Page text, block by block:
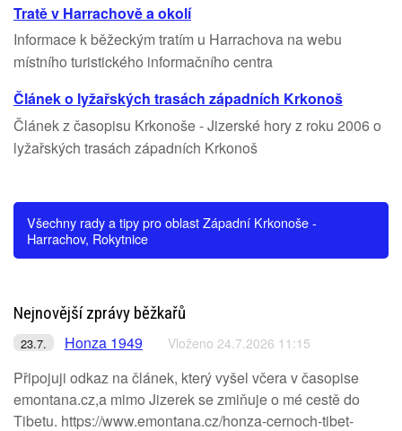
Tratě v Harrachově a okolí
Informace k běžeckým tratím u Harrachova na webu
místního turistického informačního centra
Článek o lyžařských trasách západních Krkonoš
Článek z časopisu Krkonoše - Jizerské hory z roku 2006 o
lyžařských trasách západních Krkonoš
Všechny rady a tipy pro oblast Západní Krkonoše -
Harrachov, Rokytnice
Nejnovější zprávy běžkařů
23.7. Honza 1949 Vloženo 24.7.2026 11:15
Připojuji odkaz na článek, který vyšel včera v časopise
emontana.cz,a mimo Jizerek se zmiňuje o mé cestě do
Tibetu. https://www.emontana.cz/honza-cernoch-tibet-